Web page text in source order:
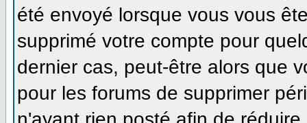
été envoyé lorsque vous vous
supprimé votre compte pour
dernier cas, peut-être alors que
pour les forums de supprimer